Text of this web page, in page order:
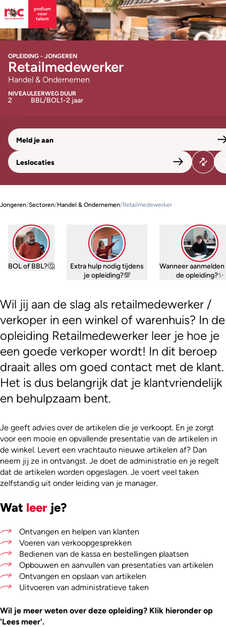
OPLEIDING - JONGEREN
Retailmedewerker
Handel & Ondernemen
NIVEAU
2
LEERWEG
BBL/BOL
DUUR
1-2 jaar
Meld je aan
Leslocaties
Jongeren/Sectoren/Handel & Ondernemen/Retailmedewerker
BOL of BBL?🤔
Extra hulp nodig tijdens
je opleiding?💯
Wanneer
de opleiding?✨
Wil jij aan de slag als retailmedewerker /
verkoper in een winkel of warenhuis? In de
opleiding Retailmedewerker leer je hoe je
een goede verkoper wordt! In dit beroep
draait alles om goed contact met de klant.
Het is dus belangrijk dat je klantvriendelijk
en behulpzaam bent.
Je geeft advies over de artikelen die je verkoopt. En je zorgt
voor een mooie en opvallende presentatie van de artikelen in
de winkel. Levert een vrachtauto nieuwe artikelen af? Dan
neem jij ze in ontvangst. Je doet de administratie en je regelt
dat de artikelen worden opgeslagen. Je voert veel taken
zelfstandig uit onder leiding van je manager.
Wat leer je?
Ontvangen en helpen van klanten
Voeren van verkoopgesprekken
Bedienen van de kassa en bestellingen plaatsen
Opbouwen en aanvullen van presentaties van artikelen
Ontvangen en opslaan van artikelen
Uitvoeren van administratieve taken
Wil je meer weten over deze opleiding? Klik hieronder op
'Lees meer'.